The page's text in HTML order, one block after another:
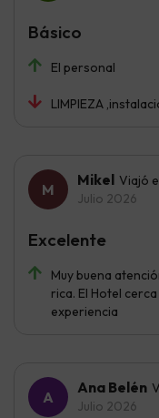
El personal
LIMPIEZA
Básico
Mikel Viajó
Julio 2026
Muy buena
rica. El Hotel
experiencia
Excelente
Ana Belén
Julio 2026